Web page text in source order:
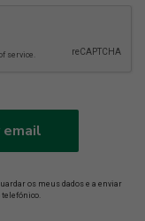
email
os meus dados e a enviar
telefónico.